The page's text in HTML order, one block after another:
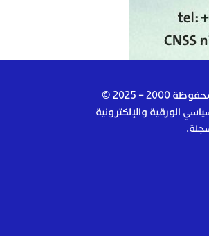
جميع الحقوق محفوظة 2000 – 2025 ©
الورقية والإلكترونية